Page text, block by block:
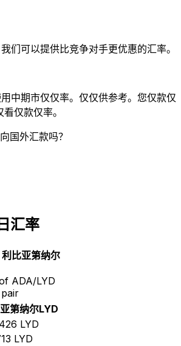
我们可以提供比竞争对手更优惠的汇率。
中期市仅仅率。仅仅供参考。您仅款仅
看仅款仅率。
国外汇款吗？
汇率
比亚第纳尔
ADA/LYD
第纳尔LYD
LYD
LYD